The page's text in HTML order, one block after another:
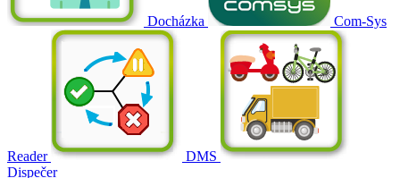
Docházka Com-Sys
Reader
DMS
Dispečer